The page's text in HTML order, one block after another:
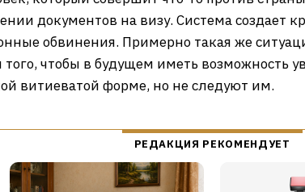
документов на визу. Система создает
обвинения. Примерно такая же
того, чтобы в будущем иметь возможность
витиеватой форме, но не следуют им.